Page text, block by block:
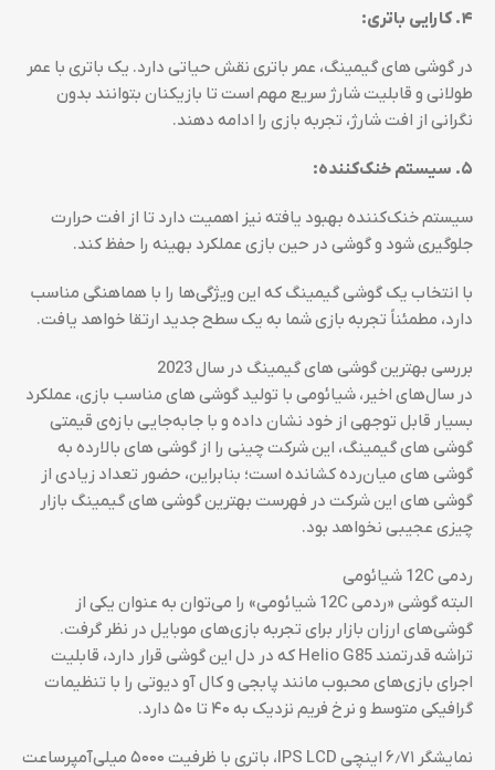
۴. کارایی باتری:
در گوشی های گیمینگ، عمر باتری نقش حیاتی دارد. یک باتری با عمر
طولانی و قابلیت شارژ سریع مهم است تا بازیکنان بتوانند بدون
نگرانی از افت شارژ، تجربه بازی را ادامه دهند.
۵. سیستم خنک‌کننده:
سیستم خنک‌کننده بهبود یافته نیز اهمیت دارد تا از افت حرارت
جلوگیری شود و گوشی در حین بازی عملکرد بهینه را حفظ کند.
با انتخاب یک گوشی گیمینگ که این ویژگی‌ها را با هماهنگی مناسب
دارد، مطمئناً تجربه بازی شما به یک سطح جدید ارتقا خواهد یافت.
بررسی بهترین گوشی های گیمینگ در سال 2023
در سال‌های اخیر، شیائومی با تولید گوشی های مناسب بازی، عملکرد
بسیار قابل توجهی از خود نشان داده و با جابه‌جایی بازه‌ی قیمتی
گوشی های گیمینگ، این شرکت چینی را از گوشی های بالارده به
گوشی های میان‌رده کشانده است؛ بنابراین، حضور تعداد زیادی از
گوشی های این شرکت در فهرست بهترین گوشی های گیمینگ بازار
چیزی عجیبی نخواهد بود.
ردمی 12C شیائومی
البته گوشی «ردمی 12C شیائومی» را می‌توان به عنوان یکی از
گوشی‌های ارزان بازار برای تجربه بازی‌های موبایل در نظر گرفت.
تراشه قدرتمند Helio G85 که در دل این گوشی قرار دارد، قابلیت
اجرای بازی‌های محبوب مانند پابجی و کال آو دیوتی را با تنظیمات
گرافیکی متوسط و نرخ فریم نزدیک به ۴۰ تا ۵۰ دارد.
نمایشگر ۶٫۷۱ اینچی IPS LCD، باتری با ظرفیت ۵۰۰۰ میلی‌آمپرساعت